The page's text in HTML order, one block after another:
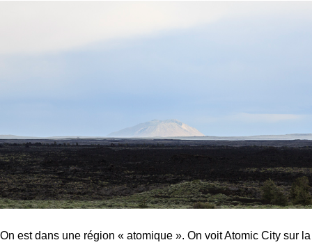
On est dans une région « atomique ». On voit Atomic City sur la